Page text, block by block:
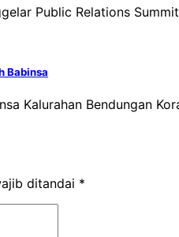
Public Relations
Babinsa
Kalurahan Bendungan
ditandai *